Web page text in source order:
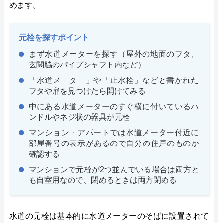
めます。
元栓を探すポイント
まず水道メーターを探す（屋外の地面のフタ、
玄関脇のパイプシャフト内など）
「水道メーター」や「止水栓」などと書かれた
フタや扉を見つけたら開けてみる
中にある水道メーターのすぐ横に付いているハ
ンドルやネジ状の器具が元栓
マンション・アパートでは水道メーター付近に
部屋番号の表示があるので自分の住戸のものか
確認する
マンションで元栓が2つ並んでいる場合は両方と
も自室用なので、閉めるときは両方閉める
水道の元栓は基本的に水道メーターのそばに設置されて